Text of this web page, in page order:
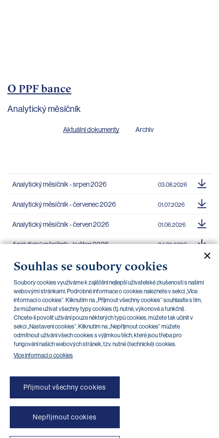
Souhlas se soubory cookies
Soubory cookies využíváme k zajištění nejlepší uživatelské zkušenosti s našimi
webovými stránkami. Podrobné informace o cookies naleznete v sekci „Více
informací o cookies“. Kliknutím na „Přijmout všechny cookies“ souhlasíte s tím,
že můžeme užívat všechny typy cookies (tj. nutné, výkonové a funkční).
Chcete-li povolit užívání pouze některých typů cookies, můžete tak učinit v
sekci „Nastavení cookies“. Kliknutím na „Nepříjmout cookies“ můžete
odmítnout užívání všech cookies s výjimkou těch, které jsou třeba pro
fungování našich webových stránek, tzv. nutné (technické) cookies.
Více informací o cookies
Přijmout všechny cookies
Nepřijmout cookies
O PPF bance
Analytický měsíčník
Aktuální dokumenty Archiv
Analytický měsíčník - srpen 2026 03.08.2026
Analytický měsíčník - červenec 2026 01.07.2026
Analytický měsíčník - červen 2026 01.06.2026
Analytický měsíčník - květen 2026 04.05.2026
Analytický měsíčník - duben 2026 01.04.2026
Analytický měsíčník - březen 2026 02.03.2026
Analytický měsíčník - únor 2026 02.02.2026
Analytický měsíčník - leden 2026 05.01.2026
NONSTOP blokace platebních karet (+420) 222 244 266